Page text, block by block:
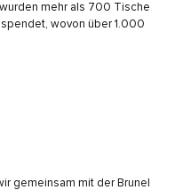
mehr als 700 Tische
wovon über 1.000
gemeinsam mit der Brunel